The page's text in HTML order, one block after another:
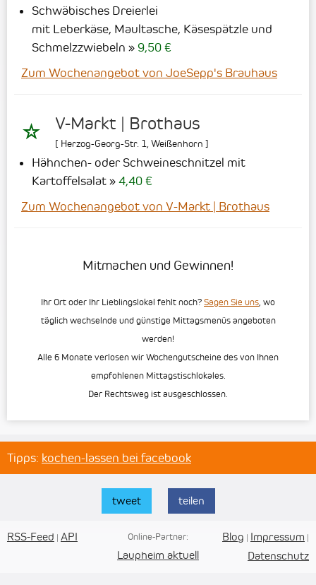
Schwäbisches Dreierlei
mit Leberkäse, Maultasche, Käsespätzle und
Schmelzzwiebeln
9,50 €
Zum Wochenangebot von JoeSepp's Brauhaus
V-Markt | Brothaus
[ Herzog-Georg-Str. 1 Weißenhorn ]
Hähnchen- oder Schweineschnitzel mit
Kartoffelsalat
4,40 €
Zum Wochenangebot von V-Markt | Brothaus
Mitmachen und Gewinnen!
Ihr Ort oder Ihr Lieblingslokal fehlt noch? Sagen Sie uns, wo
täglich wechselnde und günstige Mittagsmenüs angeboten
werden!
Alle 6 Monate verlosen wir Wochengutscheine des von Ihnen
empfohlenen Mittagstischlokales.
Der Rechtsweg ist ausgeschlossen.
Tipps: kochen-lassen bei facebook
tweet teilen
RSS-Feed | API Online-Partner:
Laupheim aktuell
Blog | Impressum |
Datenschutz